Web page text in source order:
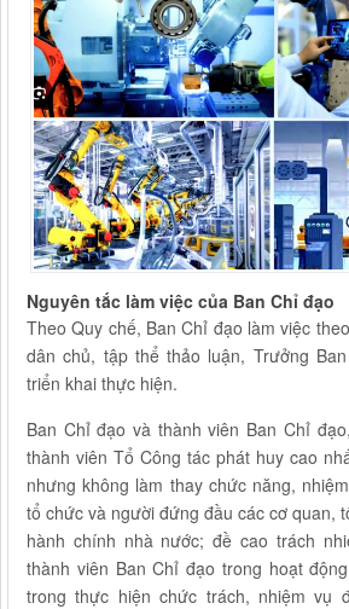
Nguyên tắc làm việc của Ban Chỉ đạo
Theo Quy chế, Ban Chỉ đạo làm việc
dân chủ, tập thể thảo luận, Trưởng
triển khai thực hiện.
Ban Chỉ đạo và thành viên Ban Chỉ
thành viên Tổ Công tác phát huy cao
nhưng không làm thay chức năng,
tổ chức và người đứng đầu các cơ quan,
hành chính nhà nước; đề cao trách
thành viên Ban Chỉ đạo trong hoạt
trong thực hiện chức trách, nhiệm vụ